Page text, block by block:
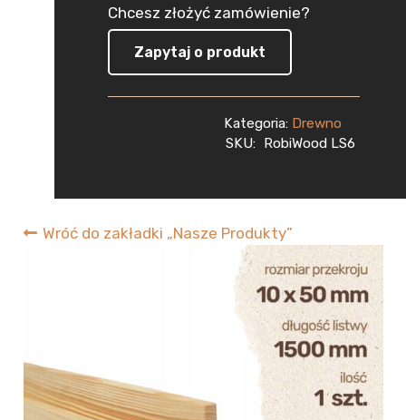
Wróć do zakładki „Nasze Produkty”
10x50x1500
Deska
Chcesz złożyć zamówienie?
Zapytaj o produkt
Kategoria: Drewno
SKU: RobiWood LS6